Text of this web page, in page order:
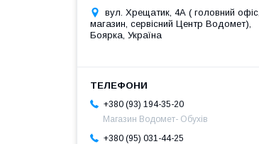
вул. Хрещатик, 4А ( головний офіс,
магазин, сервісний Центр Водомет),
Боярка, Україна
+380 (93) 194-35-20
Магазин Водомет- Обухів
+380 (95) 031-44-25